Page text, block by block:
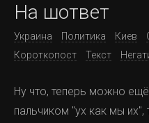
На шответ
Украина Политика Киев
Короткопост
Текст
Ну что, теперь можно
пальчиком "ух как мы